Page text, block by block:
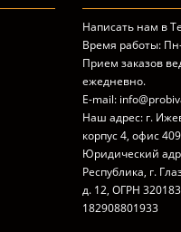
Написать нам в
Время работы:
Прием заказов
ежедневно.
E-mail:
Наш адрес: г.
корпус 4, офис 409
Юридический
Республика, г.
д. 12, ОГРН
182908801933